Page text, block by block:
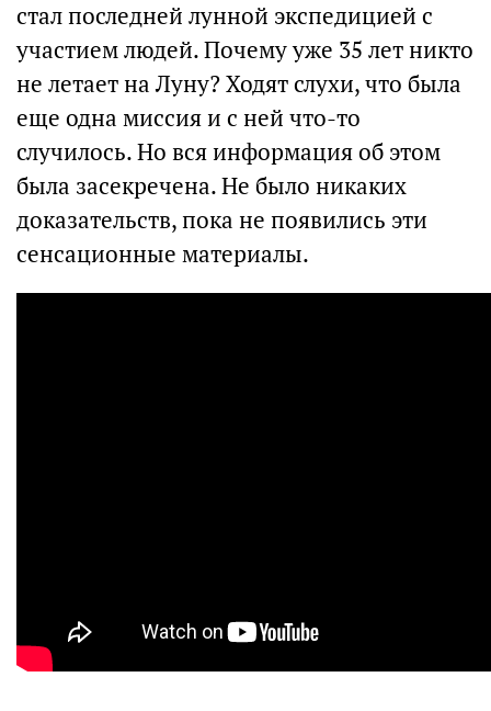
стал последней лунной экспедицией с
участием людей. Почему уже 35 лет никто
не летает на Луну? Ходят слухи, что была
еще одна миссия и с ней что-то
случилось. Но вся информация об этом
была засекречена. Не было никаких
доказательств, пока не появились эти
сенсационные материалы.